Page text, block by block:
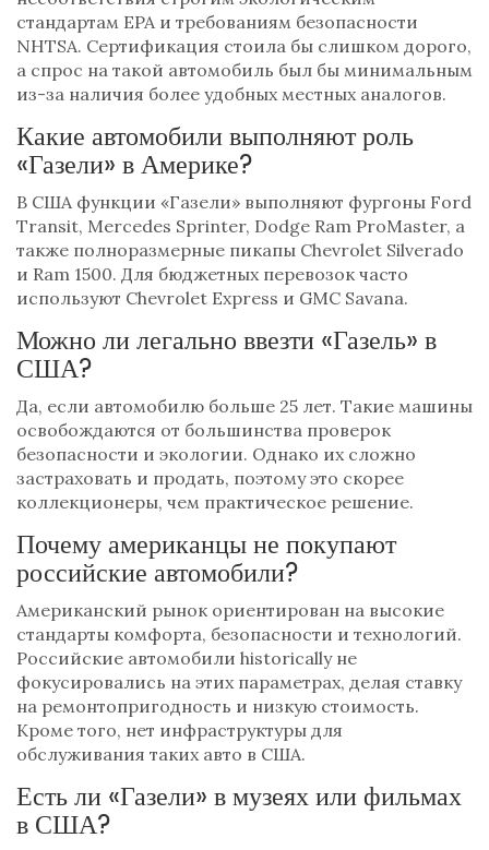
стандартам EPA и требованиям безопасности
NHTSA. Сертификация стоила бы слишком дорого,
а спрос на такой автомобиль был бы минимальным
из-за наличия более удобных местных аналогов.
Какие автомобили выполняют роль
«Газели» в Америке?
В США функции «Газели» выполняют фургоны Ford
Transit, Mercedes Sprinter, Dodge Ram ProMaster, а
также полноразмерные пикапы Chevrolet Silverado
и Ram 1500. Для бюджетных перевозок часто
используют Chevrolet Express и GMC Savana.
Можно ли легально ввезти «Газель» в
США?
Да, если автомобилю больше 25 лет. Такие машины
освобождаются от большинства проверок
безопасности и экологии. Однако их сложно
застраховать и продать, поэтому это скорее
коллекционеры, чем практическое решение.
Почему американцы не покупают
российские автомобили?
Американский рынок ориентирован на высокие
стандарты комфорта, безопасности и технологий.
Российские автомобили historically не
фокусировались на этих параметрах, делая ставку
на ремонтопригодность и низкую стоимость.
Кроме того, нет инфраструктуры для
обслуживания таких авто в США.
Есть ли «Газели» в музеях или фильмах
в США?